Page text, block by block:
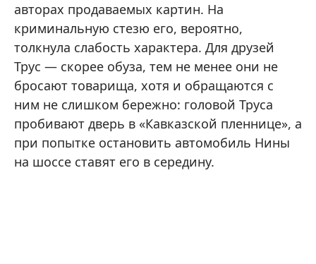
авторах продаваемых картин. На
криминальную стезю его, вероятно,
толкнула слабость характера. Для друзей
Трус — скорее обуза, тем не менее они не
бросают товарища, хотя и обращаются с
ним не слишком бережно: головой Труса
пробивают дверь в «Кавказской пленнице», а
при попытке остановить автомобиль Нины
на шоссе ставят его в середину.